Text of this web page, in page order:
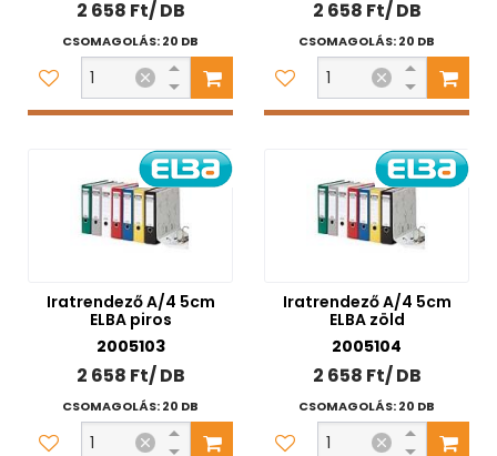
2 658 Ft/ DB
CSOMAGOLÁS: 20 DB
2 658 Ft/ DB
CSOMAGOLÁS: 20 DB
Iratrendező A/4 5cm
ELBA piros
2005103
2 658 Ft/ DB
CSOMAGOLÁS: 20 DB
Iratrendező A/4 5cm
ELBA zöld
2005104
2 658 Ft/ DB
CSOMAGOLÁS: 20 DB